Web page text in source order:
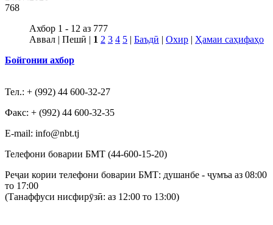
768
Ахбор 1 - 12 аз 777
Аввал | Пешӣ | 1 2 3 4 5 | Баъдӣ | Охир | Ҳамаи саҳифаҳо
Бойгонии ахбор
Тел.: + (992) 44 600-32-27
Факс: + (992) 44 600-32-35
Е-mail: info@nbt.tj
Телефони боварии БМТ (44-600-15-20)
Реҷаи кории телефони боварии БМТ: душанбе - ҷумъа аз 08:00
то 17:00
(Танаффуси нисфирӯзӣ: аз 12:00 то 13:00)